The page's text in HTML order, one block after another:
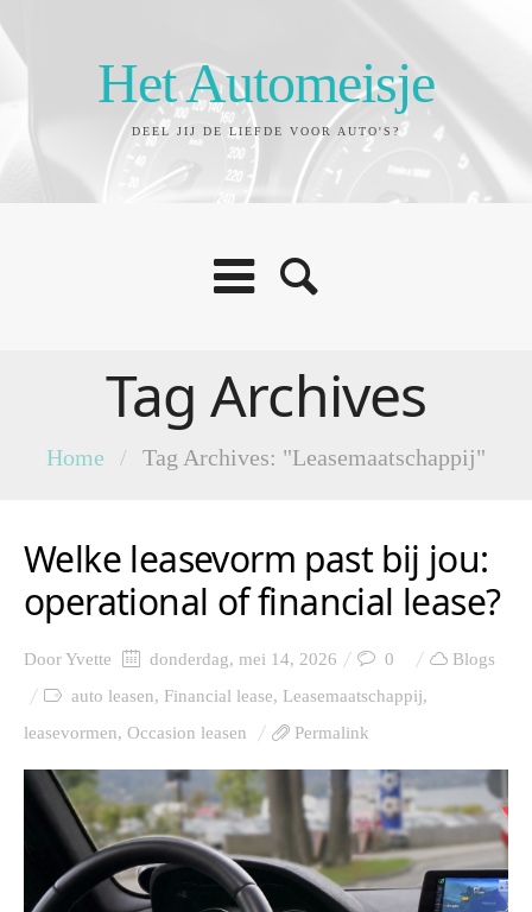
Het Automeisje
DEEL JIJ DE LIEFDE VOOR AUTO'S?
Tag Archives
Home / Tag Archives: "Leasemaatschappij"
Welke leasevorm past bij jou:
operational of financial lease?
DoorYvette donderdag, mei 14, 2026 0
Blogs
auto leasen, Financial lease, Leasemaatschappij,
leasevormen, Occasion leasen Permalink